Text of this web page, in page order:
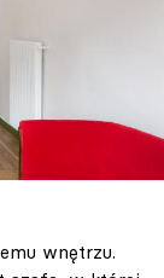
wnętrzu.